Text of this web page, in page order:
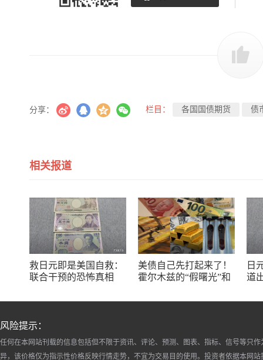
分享： 栏目： 各国国债期货 债
相关报道
救日元即是美国自救：
联合干预的恐怖真相
美债自己先打起来了！
霍尔木兹的“假曙光”和
日
道
风险提示：
任何在本网站刊载的信息包括但不限于资讯、评论、预测、图表、指标、信号等只
异，该价格仅为指示性价格反映行情走势，不宜为交易目的使用。投资者依据本网